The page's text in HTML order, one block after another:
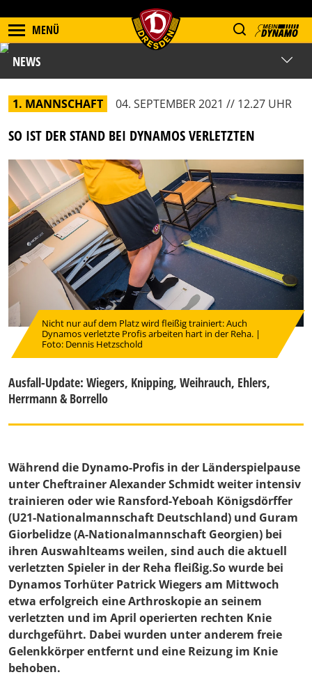
MENÜ
NEWS
1. MANNSCHAFT 04. SEPTEMBER 2021 // 12.27 UHR
SO IST DER STAND BEI DYNAMOS VERLETZTEN
Nicht nur auf dem Platz wird fleißig trainiert: Auch
Dynamos verletzte Profis arbeiten hart in der Reha. |
Foto: Dennis Hetzschold
Ausfall-Update: Wiegers, Knipping, Weihrauch, Ehlers,
Herrmann & Borrello
Während die Dynamo-Profis in der Länderspielpause
unter Cheftrainer Alexander Schmidt weiter intensiv
trainieren oder wie Ransford-Yeboah Königsdörffer
(U21-Nationalmannschaft Deutschland) und Guram
Giorbelidze (A-Nationalmannschaft Georgien) bei
ihren Auswahlteams weilen, sind auch die aktuell
verletzten Spieler in der Reha fleißig.So wurde bei
Dynamos Torhüter Patrick Wiegers am Mittwoch
etwa erfolgreich eine Arthroskopie an seinem
verletzten und im April operierten rechten Knie
durchgeführt. Dabei wurden unter anderem freie
Gelenkkörper entfernt und eine Reizung im Knie
behoben.